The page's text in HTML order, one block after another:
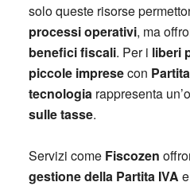
solo queste risorse
processi operativi, ma
benefici fiscali. Per i liberi
piccole impresecon
tecnologiarappresenta
sulle tasse.
Servizi come Fiscozen
gestione della Partita IVA